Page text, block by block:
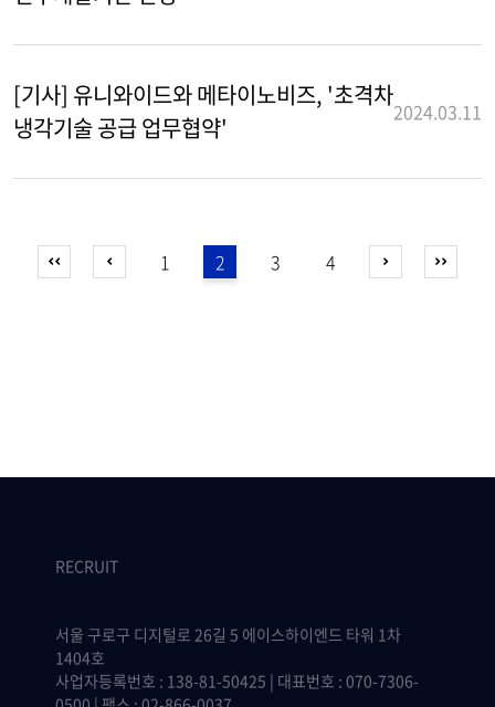
[기사] 유니와이드와 메타이노비즈, '초격차
냉각기술 공급 업무협약'
2024.03.11
1 2 3 4
RECRUIT
서울 구로구 디지털로 26길 5 에이스하이엔드 타워 1차
1404호
사업자등록번호 : 138-81-50425 | 대표번호 : 070-7306-